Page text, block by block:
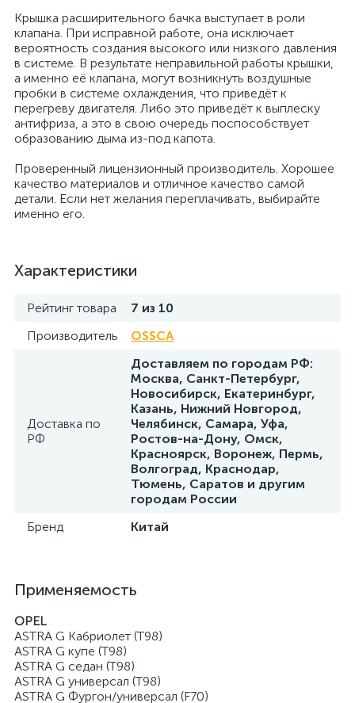
Крышка расширительного бачка выступает в роли
клапана. При исправной работе, она исключает
вероятность создания высокого или низкого давления
в системе. В результате неправильной работы крышки,
а именно её клапана, могут возникнуть воздушные
пробки в системе охлаждения, что приведёт к
перегреву двигателя. Либо это приведёт к выплеску
антифриза, а это в свою очередь поспособствует
образованию дыма из-под капота.
Проверенный лицензионный производитель. Хорошее
качество материалов и отличное качество самой
детали. Если нет желания переплачивать, выбирайте
именно его.
Характеристики
Рейтинг товара
7 из 10
Производитель
OSSCA
Доставка по
РФ
Доставляем по городам РФ:
Москва, Санкт-Петербург,
Новосибирск, Екатеринбург,
Казань, Нижний Новгород,
Челябинск, Самара, Уфа,
Ростов-на-Дону, Омск,
Красноярск, Воронеж, Пермь,
Волгоград, Краснодар,
Тюмень, Саратов и другим
городам России
Бренд
Китай
Применяемость
OPEL
ASTRA G Кабриолет (T98)
ASTRA G купе (T98)
ASTRA G седан (T98)
ASTRA G универсал (T98)
ASTRA G Фургон/универсал (F70)